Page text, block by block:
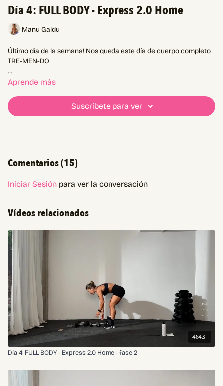
Día 4: FULL BODY - Express 2.0 Home
Manu Galdu
Último día de la semana! Nos queda este día de cuerpo completo
TRE-MEN-DO
Compartimos cómo te fue y esperamos tu foto en la comunidad!
Aprende más
Suscríbete para ver
Comentarios (15)
Iniciar Sesión para ver la conversación
Vídeos relacionados
41:43
Día 4: FULL BODY - Express 2.0 Home - fase 2